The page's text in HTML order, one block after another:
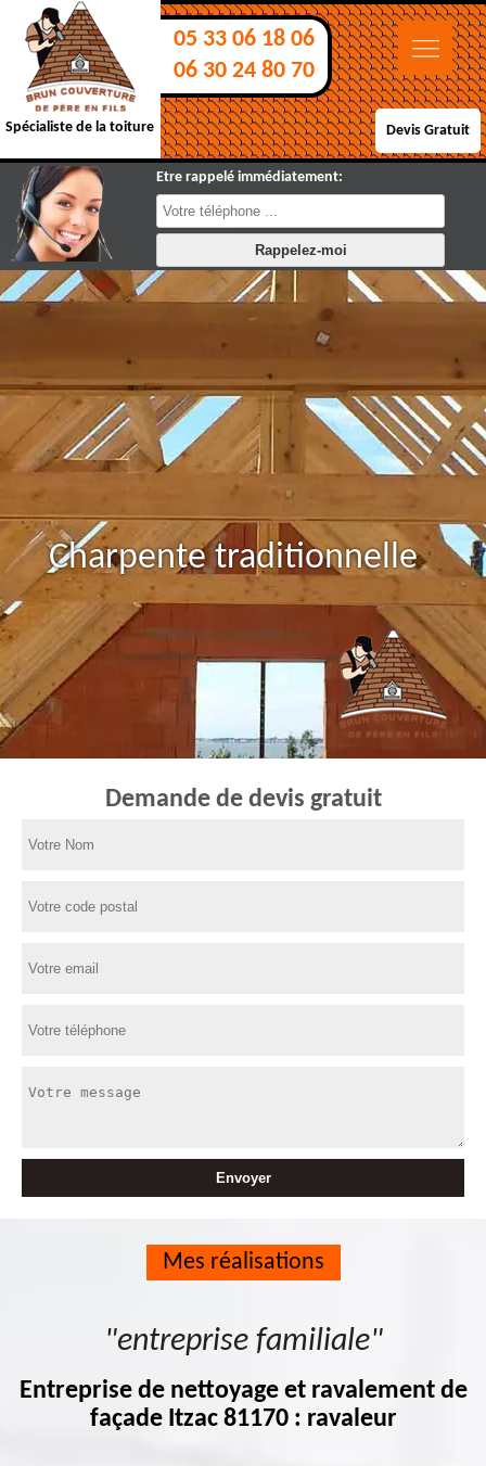
Spécialiste de la toiture
05 33 06 18 06
06 30 24 80 70
Devis Gratuit
Etre rappelé immédiatement:
Charpente traditionnelle
Demande de devis gratuit
Mes réalisations
"entreprise familiale"
Entreprise de nettoyage et ravalement de
façade Itzac 81170 : ravaleur